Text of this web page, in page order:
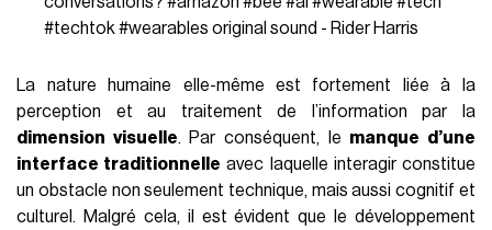
#techtok#wearables original sound - Rider Harris
La nature humaine elle-même est fortement liée à la
perception et au traitement de l’information par la
dimension visuelle. Par conséquent, le manque d’une
interface traditionnelle avec laquelle interagir constitue
un obstacle non seulement technique, mais aussi cognitif et
culturel. Malgré cela, il est évident que le développement